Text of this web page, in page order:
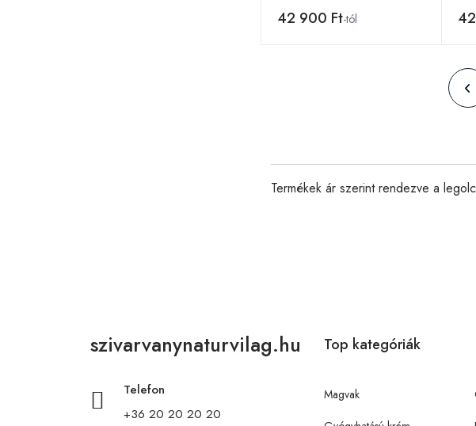
42 900 Ft-tól
Termékek ár szerint rendezve a
szivarvanynaturvilag.hu
Telefon
+36 20 20 20 20
Top kategóriák
Magvak